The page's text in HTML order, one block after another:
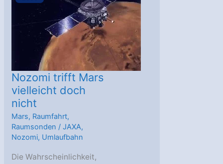
Nozomi trifft Mars
vielleicht doch
nicht
Mars, Raumfahrt,
Raumsonden /JAXA,
Nozomi, Umlaufbahn
Die Wahrscheinlichkeit,